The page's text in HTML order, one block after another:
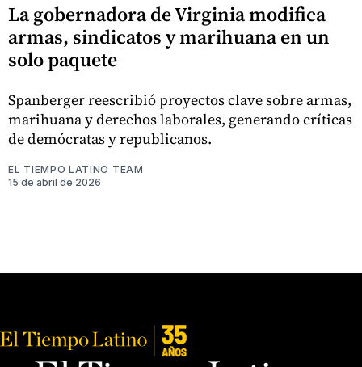
La gobernadora de Virginia modifica
armas, sindicatos y marihuana en un
solo paquete
Spanberger reescribió proyectos clave sobre armas,
marihuana y derechos laborales, generando críticas
de demócratas y republicanos.
EL TIEMPO LATINO TEAM
15 de abril de 2026